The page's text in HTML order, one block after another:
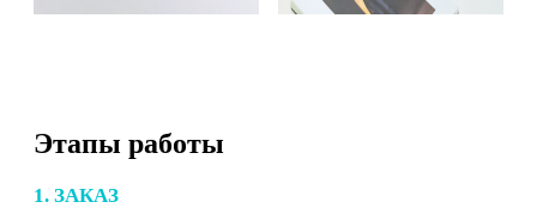
Этапы работы
1. ЗАКАЗ